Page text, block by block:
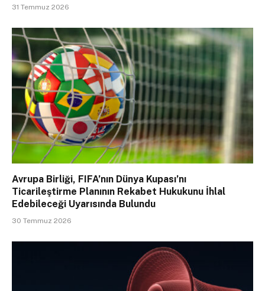
31 Temmuz 2026
Avrupa Birliği, FIFA’nın Dünya Kupası’nı
Ticarileştirme Planının Rekabet Hukukunu İhlal
Edebileceği Uyarısında Bulundu
30 Temmuz 2026